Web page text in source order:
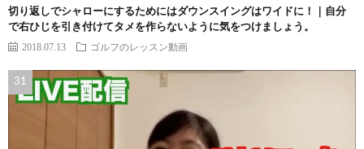
切り返しでシャローにするためにはダウンスイングはワイドに！｜自分
で右ひじを引き付けてタメを作らないように気をつけましょう。
2018.07.13 ゴルフのレッスン動画